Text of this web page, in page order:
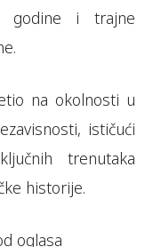
godine i trajne
na okolnosti u
ističući
trenutaka
historije.
oglasa